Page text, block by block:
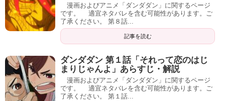
漫画およびアニメ「ダンダダン」に関するページ
です。 適宜ネタバレを含む可能性があります。ご
了承ください。 第８話...
記事を読む
ダンダダン 第１話「それって恋のはじ
まりじゃんよ」あらすじ・解説
漫画およびアニメ「ダンダダン」に関するページ
です。 適宜ネタバレを含む可能性があります。ご
了承ください。 第１話...